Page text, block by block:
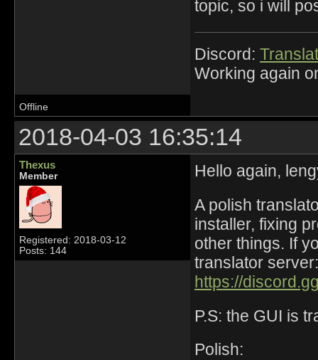
topic, so i will
Discord:
Working again
Offline
2018-04-03 16:35:14
Thexus
Member
Registered: 2018-03-12
Posts: 144
Hello again,
A polish
installer, fixing
other things. If
translator server:
https://
P.S: the GUI is
Polish: